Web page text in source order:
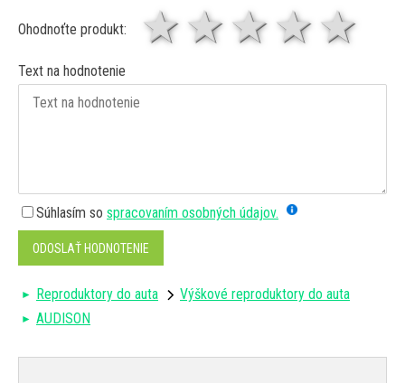
Ohodnoťte produkt: 4
3
2 hviezdy
1 hviezda
Text na hodnotenie
Súhlasím so spracovaním osobných údajov.
ODOSLAŤ HODNOTENIE
Reproduktory do auta
Výškové reproduktory do auta
AUDISON